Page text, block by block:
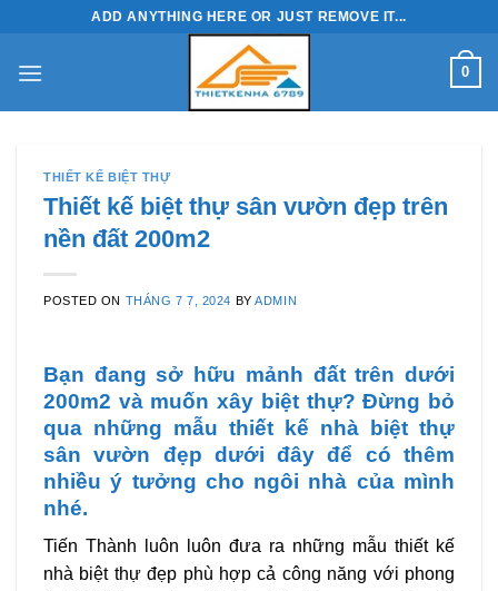
content
ADD ANYTHING HERE OR JUST REMOVE IT...
0
THIẾT KẾ BIỆT THỰ
Thiết kế biệt thự sân vườn đẹp trên
nền đất 200m2
POSTED ON THÁNG 7 7, 2024 BYADMIN
Bạn đang sở hữu mảnh đất trên dưới
200m2 và muốn xây biệt thự? Đừng bỏ
qua những mẫu thiết kế nhà biệt thự
sân vườn đẹp dưới đây để có thêm
nhiều ý tưởng cho ngôi nhà của mình
nhé.
Tiến Thành luôn luôn đưa ra những mẫu thiết kế
nhà biệt thự đẹp phù hợp cả công năng với phong